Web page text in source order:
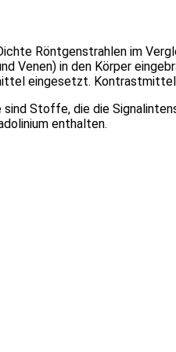
Röntgenstrahlen im
Venen) in den Körper
eingesetzt.
Stoffe, die die
enthalten.